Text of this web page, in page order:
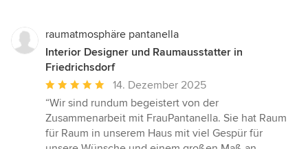
raumatmosphäre pantanella
Interior Designer und Raumausstatter in
Friedrichsdorf
Durchschnittliche
Bewertung:
5
von
5
14. Dezember 2025
“Wir sind rundum begeistert von der
Zusammenarbeit mit FrauPantanella. Sie hat Raum
für Raum in unserem Haus mit viel Gespür für